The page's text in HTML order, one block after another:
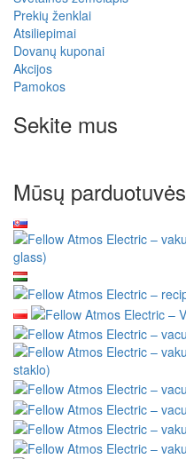
Prekių ženklai
Atsiliepimai
Dovanų kuponai
Akcijos
Pamokos
Sekite mus
Mūsų parduotuvės